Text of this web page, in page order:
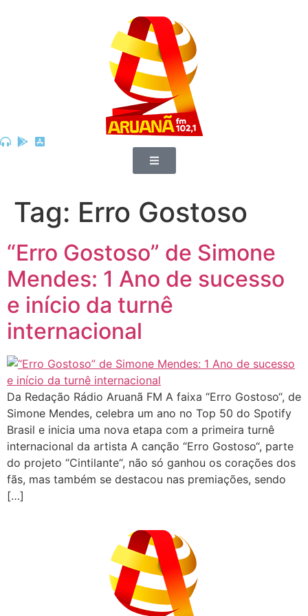
Tag: Erro Gostoso
“Erro Gostoso” de Simone
Mendes: 1 Ano de sucesso
e início da turnê
internacional
Da Redação Rádio Aruanã FM A faixa “Erro Gostoso“, de
Simone Mendes, celebra um ano no Top 50 do Spotify
Brasil e inicia uma nova etapa com a primeira turnê
internacional da artista A canção “Erro Gostoso“, parte
do projeto “Cintilante“, não só ganhou os corações dos
fãs, mas também se destacou nas premiações, sendo
[…]